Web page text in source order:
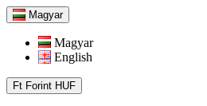
Magyar
Magyar
English
Ft Forint HUF